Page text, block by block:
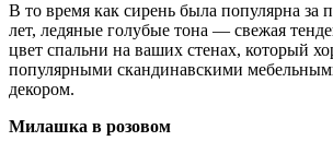
В то время как сирень была популярна за
лет, ледяные голубые тона — свежая
цвет спальни на ваших стенах, который
популярными скандинавскими
декором.
Милашка в розовом